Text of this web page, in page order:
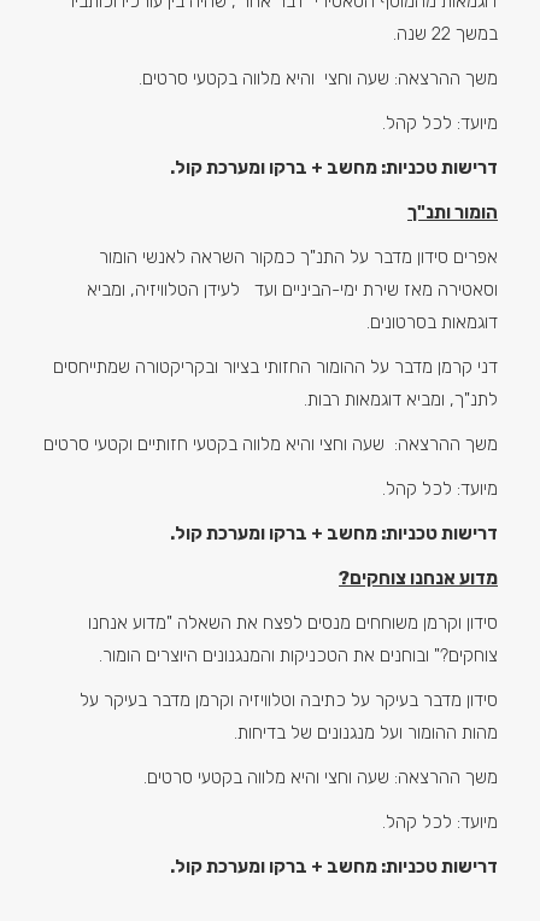
במשך 22 שנה.
משך ההרצאה: שעה וחצי והיא מלווה בקטעי סרטים.
מיועד: לכל קהל.
דרישות טכניות: מחשב + ברקו ומערכת קול.
הומור ותנ"ך
אפרים סידון מדבר על התנ"ך כמקור השראה לאנשי הומור
וסאטירה מאז שירת ימי-הביניים ועד לעידן הטלוויזיה, ומביא
דוגמאות בסרטונים.
דני קרמן מדבר על ההומור החזותי בציור ובקריקטורה שמתייחסים
לתנ"ך, ומביא דוגמאות רבות.
משך ההרצאה: שעה וחצי והיא מלווה בקטעי חזותיים וקטעי סרטים
מיועד: לכל קהל.
דרישות טכניות: מחשב + ברקו ומערכת קול.
מדוע אנחנו צוחקים?
סידון וקרמן משוחחים מנסים לפצח את השאלה "מדוע אנחנו
צוחקים?" ובוחנים את הטכניקות והמנגנונים היוצרים הומור.
סידון מדבר בעיקר על כתיבה וטלוויזיה וקרמן מדבר בעיקר על
מהות ההומור ועל מנגנונים של בדיחות.
משך ההרצאה: שעה וחצי והיא מלווה בקטעי סרטים.
מיועד: לכל קהל.
דרישות טכניות: מחשב + ברקו ומערכת קול.